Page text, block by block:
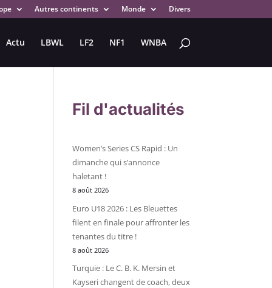
Autres continents Monde Divers
Actu LBWL LF2 NF1 WNBA
Fil d'actualités
Women’s Series CS Rapid : Un
dimanche qui s’annonce
haletant !
8 août 2026
Euro U18 2026 : Les Bleuettes
filent en finale pour affronter les
tenantes du titre !
8 août 2026
Turquie : Le C. B. K. Mersin et
Kayseri changent de coach, deux